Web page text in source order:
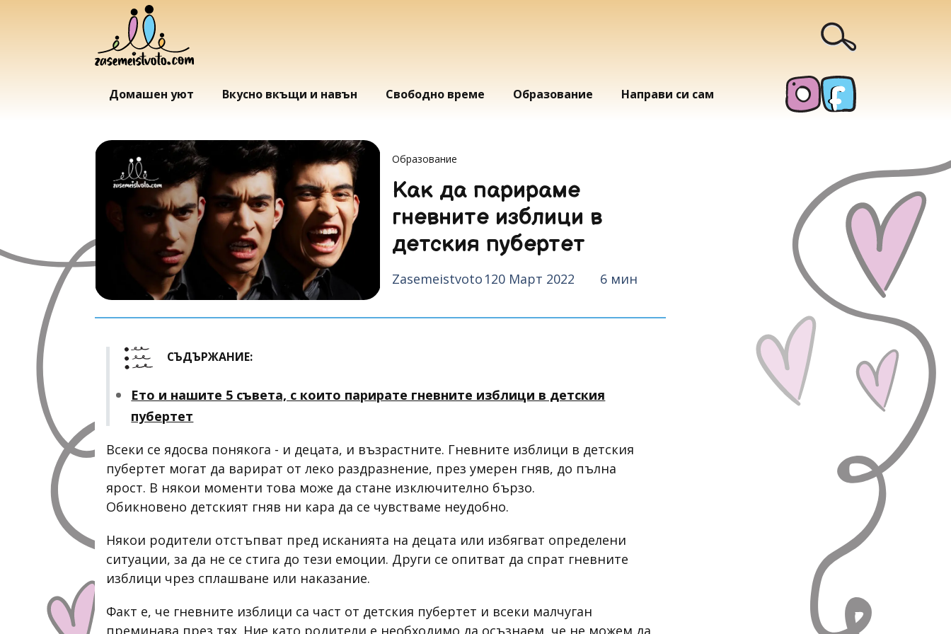
Домашен уют Вкусно вкъщи и навън Свободно време Образование Направи си сам
Образование
Как да парираме
гневните изблици в
детския пубертет
Zasemeistvoto 120 Март 2022 6 мин
СЪДЪРЖАНИЕ:
Ето и нашите 5 съвета, с които парирате гневните изблици в детския
пубертет
Всеки се ядосва понякога - и децата, и възрастните. Гневните изблици в детския
пубертет могат да варират от леко раздразнение, през умерен гняв, до пълна
ярост. В някои моменти това може да стане изключително бързо.
Обикновено детският гняв ни кара да се чувстваме неудобно.
Някои родители отстъпват пред исканията на децата или избягват определени
ситуации, за да не се стига до тези емоции. Други се опитват да спрат гневните
изблици чрез сплашване или наказание.
Факт е, че гневните изблици са част от детския пубертет и всеки малчуган
преминава през тях. Ние като родители е необходимо да осъзнаем, че не можем да